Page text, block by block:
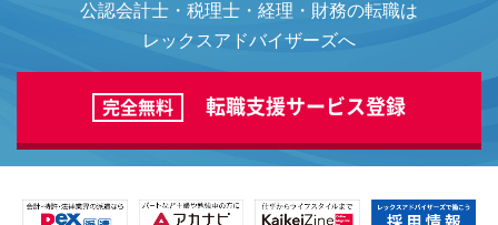
公認会計士・税理士・経理・財務の転職は
レックスアドバイザーズへ
完全無料 転職支援サービス登録